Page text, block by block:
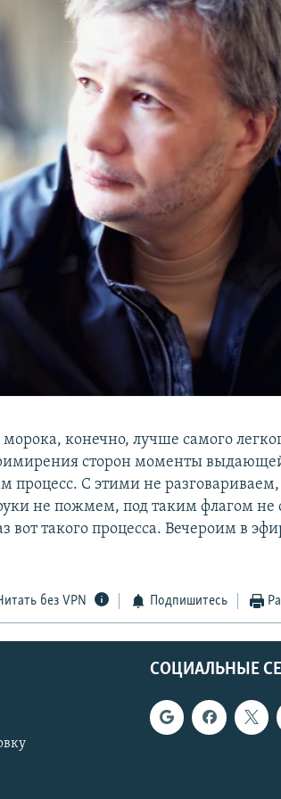
конечно, лучше самого
сторон моменты
процесс. С этими не разговариваем,
не пожмем, под таким флагом не
вот такого процесса. Вечероим в
без VPN Подпишитесь
СОЦИАЛЬНЫЕ